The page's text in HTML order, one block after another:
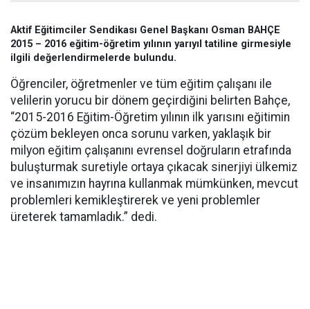
Aktif Eğitimciler Sendikası Genel Başkanı Osman BAHÇE
2015 – 2016 eğitim-öğretim yılının yarıyıl tatiline girmesiyle
ilgili değerlendirmelerde bulundu.
Öğrenciler, öğretmenler ve tüm eğitim çalışanı ile
velilerin yorucu bir dönem geçirdiğini belirten Bahçe,
“2015-2016 Eğitim-Öğretim yılının ilk yarısını eğitimin
çözüm bekleyen onca sorunu varken, yaklaşık bir
milyon eğitim çalışanını evrensel doğruların etrafında
buluşturmak suretiyle ortaya çıkacak sinerjiyi ülkemiz
ve insanımızın hayrına kullanmak mümkünken, mevcut
problemleri kemikleştirerek ve yeni problemler
üreterek tamamladık.” dedi.